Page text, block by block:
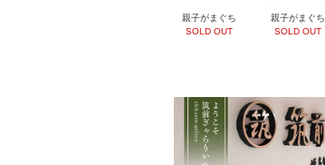
親子がまぐち
SOLD OUT
親子がまぐち
SOLD OUT